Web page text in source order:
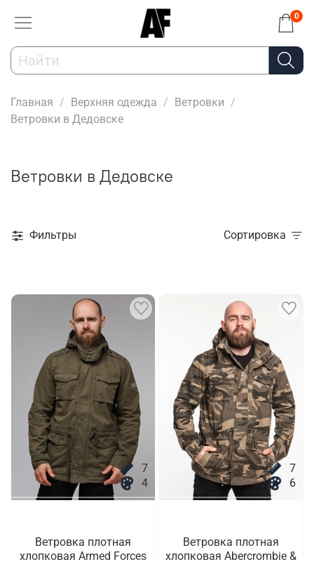
0
Главная Верхняя одежда
Ветровки
Ветровки в Дедовске
Ветровки в Дедовске
Фильтры Сортировка
7
4
Ветровка плотная
хлопковая Armed Forces
7
6
Ветровка плотная
хлопковая Abercrombie &